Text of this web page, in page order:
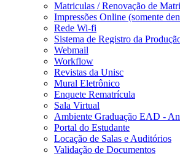
Matriculas / Renovação de
Impressões Online (somente
Rede Wi-fi
Sistema de Registro da
Webmail
Workflow
Revistas da Unisc
Mural Eletrônico
Enquete Rematrícula
Sala Virtual
Ambiente Graduação EAD -
Portal do Estudante
Locação de Salas e Auditórios
Validação de Documentos